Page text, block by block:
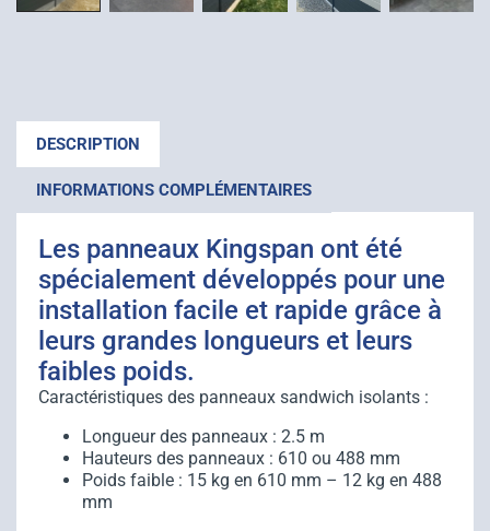
DESCRIPTION
INFORMATIONS COMPLÉMENTAIRES
Les panneaux Kingspan ont été
spécialement développés pour une
installation facile et rapide grâce à
leurs grandes longueurs et leurs
faibles poids.
Caractéristiques des panneaux sandwich isolants :
Longueur des panneaux : 2.5 m
Hauteurs des panneaux : 610 ou 488 mm
Poids faible : 15 kg en 610 mm – 12 kg en 488
mm